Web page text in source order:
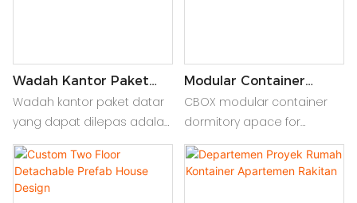
memenuhi berbagai
kebutuhan bisnis,
memastikan pemanfaatan
ruang kerja yang efisien
Wadah Kantor Paket
Datar Yang Dapat
Dilepas
Wadah kantor paket datar
yang dapat dilepas adalah
unit portabel, mudah dirakit
ideal untuk ruang kantor
sementara atau
Modular Container
Dormitory Space For
Workers' Housing
CBOX modular container
dormitory apace for
workers' housing offers a
durable and portable
solution, ensuring